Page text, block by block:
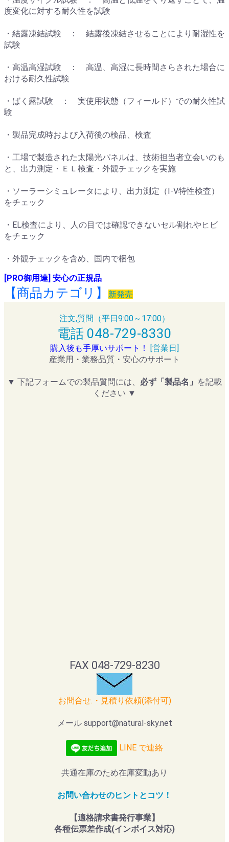
度変化に対する耐久性を試験
・結露凍結試験 ： 結露後凍結させることにより耐湿性を
試験
・高温高湿試験 ： 高温、高湿に長時間さらされた場合に
おける耐久性試験
・ばく露試験 ： 実使用状態（フィールド）での耐久性試
験
・製品完成時および入荷後の検品、検査
・工場で製造された太陽光パネルは、技術担当者立会いのも
と、出力測定・ＥＬ検査・外観チェックを実施
・ソーラーシミュレータにより、出力測定（I-V特性検査）
をチェック
・EL検査により、人の目では確認できないセル割れやヒビ
をチェック
・外観チェックを含め、国内で梱包
[PRO御用達] 安心の正規品
【商品カテゴリ】 新発売
注文,質問（平日9:00～17:00）
電話 048-729-8330
購入後も手厚いサポート！
[営業日]
産業用・業務品質・安心のサポート
▼ 下記フォームでの製品質問には、 必ず「製品名」 を記載
ください ▼
FAX 048-729-8230
お問合せ.・見積り依頼(添付可)
メール support@natural-sky.net
LINE で連絡
共通在庫のため在庫変動あり
お問い合わせのヒントとコツ！
【適格請求書発行事業】
各種伝票差作成(インボイス対応)